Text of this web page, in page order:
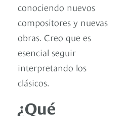
conociendo nuevos
compositores y nuevas
obras. Creo que es
esencial seguir
interpretando los
clásicos.
¿Qué